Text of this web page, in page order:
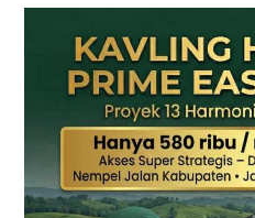
Puncak
Jalur